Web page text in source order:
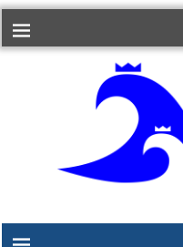
treści